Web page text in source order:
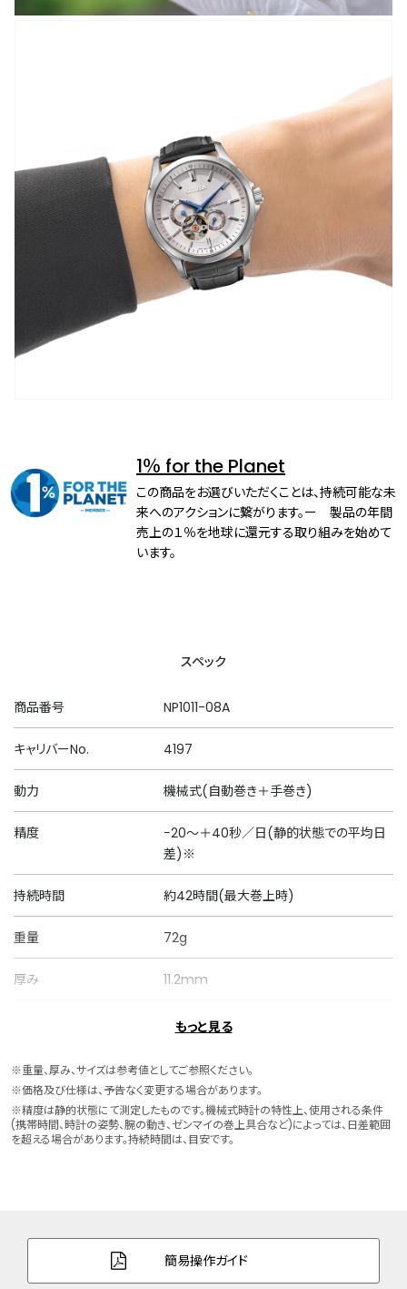
1％ for the Planet
この商品をお選びいただくことは、持続可能な未
来へのアクションに繋がります。ー 製品の年間
売上の１％を地球に還元する取り組みを始めて
います。
スペック
商品番号 NP1011-08A
キャリバーNo. 4197
動力 機械式(自動巻き＋手巻き)
精度
−20～＋40秒／日(静的状態での平均日
差)※
持続時間 約42時間(最大巻上時)
重量 72g
厚み 11.2mm
横 38.9mm
ケース素材 ステンレス
バンド素材・タイプ
牛革
美錠タイプ
サファイアガラス
もっと見る
※重量、厚み、サイズは参考値としてご参照ください。
※価格及び仕様は、予告なく変更する場合があります。
※精度は静的状態にて測定したものです。機械式時計の特性上、使用される条件
(携帯時間、時計の姿勢、腕の動き、ゼンマイの巻上具合など)によっては、日差範囲
を超える場合があります。持続時間は、目安です。
簡易操作ガイド